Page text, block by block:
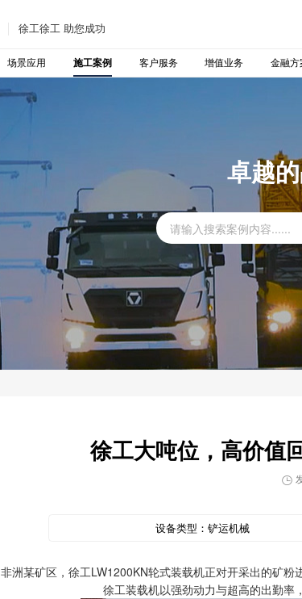
徐工徐工 助您成功
场景应用 施工案例 客户服务 增值业务 金融方
卓越
徐工大吨位，高价值

设备类型：铲运机械
非洲某矿区，徐工LW1200KN轮式装载机正对开采出的矿
徐工装载机以强劲动力与超高的出勤